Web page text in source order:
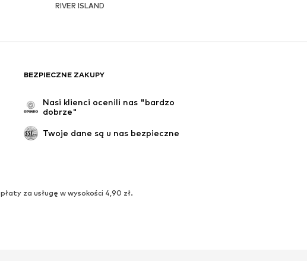
RIVER ISLAND
BEZPIECZNE ZAKUPY
Nasi klienci ocenili nas "bardzo
dobrze"
Twoje dane są u nas bezpieczne
za usługę w wysokości 4,90 zł.